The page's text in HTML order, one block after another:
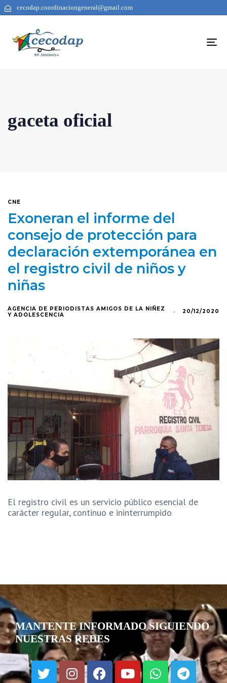
cecodap.coordinaciongeneral@gmail.com
gaceta oficial
CNE
Exoneran el informe del
consejo de protección para
declaración extemporánea en
el registro civil de niños y
niñas
AGENCIA DE PERIODISTAS AMIGOS DE LA NIÑEZ
Y ADOLESCENCIA
20/12/2020
El registro civil es un servicio público esencial de
carácter regular, continuo e ininterrumpido
MANTENTE INFORMADO SIGUIENDO
NUESTRAS REDES